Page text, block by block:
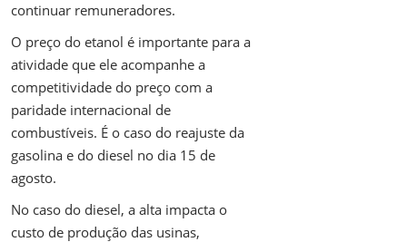
continuar remuneradores.
O preço do etanol é importante para a
atividade que ele acompanhe a
competitividade do preço com a
paridade internacional de
combustíveis. É o caso do reajuste da
gasolina e do diesel no dia 15 de
agosto.
No caso do diesel, a alta impacta o
custo de produção das usinas,